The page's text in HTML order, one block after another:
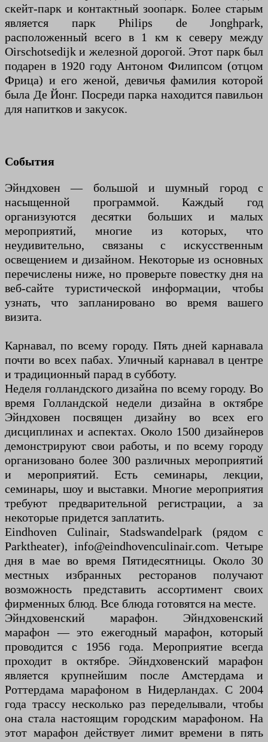
скейт-парк и контактный зоопарк. Более старым
является парк Philips de Jonghpark,
расположенный всего в 1 км к северу между
Oirschotsedijk и железной дорогой. Этот парк был
подарен в 1920 году Антоном Филипсом (отцом
Фрица) и его женой, девичья фамилия которой
была Де Йонг. Посреди парка находится павильон
для напитков и закусок.
События
Эйндховен — большой и шумный город с
насыщенной программой. Каждый год
организуются десятки больших и малых
мероприятий, многие из которых, что
неудивительно, связаны с искусственным
освещением и дизайном. Некоторые из основных
перечислены ниже, но проверьте повестку дня на
веб-сайте туристической информации, чтобы
узнать, что запланировано во время вашего
визита.
Карнавал, по всему городу. Пять дней карнавала
почти во всех пабах. Уличный карнавал в центре
и традиционный парад в субботу.
Неделя голландского дизайна по всему городу. Во
время Голландской недели дизайна в октябре
Эйндховен посвящен дизайну во всех его
дисциплинах и аспектах. Около 1500 дизайнеров
демонстрируют свои работы, и по всему городу
организовано более 300 различных мероприятий
и мероприятий. Есть семинары, лекции,
семинары, шоу и выставки. Многие мероприятия
требуют предварительной регистрации, а за
некоторые придется заплатить.
Eindhoven Culinair, Stadswandelpark (рядом с
Parktheater), info@eindhovenculinair.com. Четыре
дня в мае во время Пятидесятницы. Около 30
местных избранных ресторанов получают
возможность представить ассортимент своих
фирменных блюд. Все блюда готовятся на месте.
Эйндховенский марафон. Эйндховенский
марафон — это ежегодный марафон, который
проводится с 1956 года. Мероприятие всегда
проходит в октябре. Эйндховенский марафон
является крупнейшим после Амстердама и
Роттердама марафоном в Нидерландах. С 2004
года трассу несколько раз переделывали, чтобы
она стала настоящим городским марафоном. На
этот марафон действует лимит времени в пять